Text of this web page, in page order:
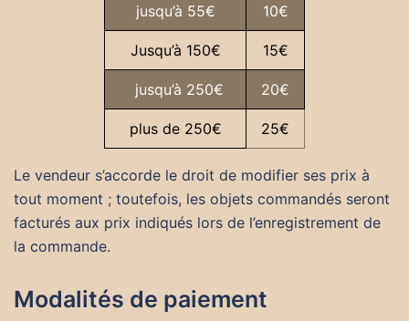
jusqu’à 55€
10€
Jusqu’à 150€ 15€
jusqu’à 250€ 20€
plus de 250€ 25€
Le vendeur s’accorde le droit de modifier ses prix à
tout moment ; toutefois, les objets commandés seront
facturés aux prix indiqués lors de l’enregistrement de
la commande.
Modalités de paiement